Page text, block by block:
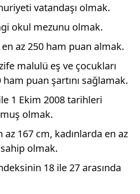
vatandaşı olmak.
okul mezunu olmak.
en az 250 ham puan almak.
malulü eş ve çocukları
ham puan şartını sağlamak.
1 Ekim 2008 tarihleri
olmak.
az 167 cm, kadınlarda en az
olmak.
18 ile 27 arasında